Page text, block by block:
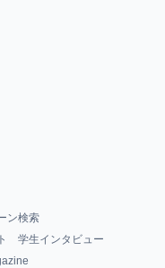
ン検索
学生インタビュー